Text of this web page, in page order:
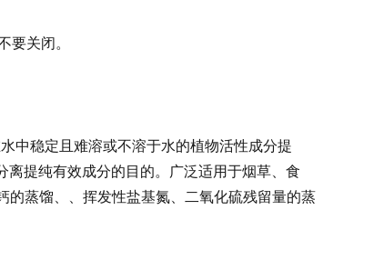
要关闭。
中稳定且难溶或不溶于水的植物活性成分提
提纯有效成分的目的。广泛适用于烟草、食
的蒸馏、、挥发性盐基氮、二氧化硫残留量的蒸